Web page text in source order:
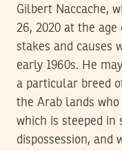
Gilbert Naccache,
26, 2020 at the
stakes and causes
early 1960s. He
a particular breed
the Arab lands
which is steeped in
dispossession, and